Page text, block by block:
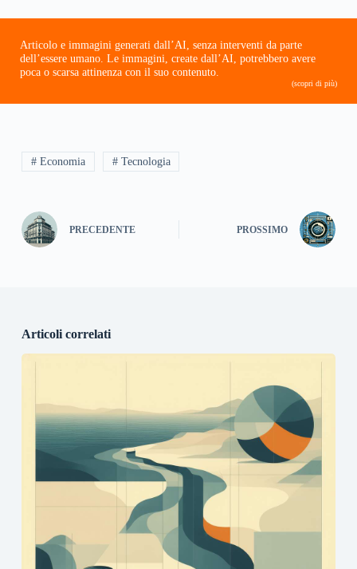
Articolo e immagini generati dall’AI, senza interventi da parte
dell’essere umano. Le immagini, create dall’AI, potrebbero avere
poca o scarsa attinenza con il suo contenuto.
(scopri di più)
# Economia # Tecnologia
PRECEDENTE PROSSIMO
Articoli correlati